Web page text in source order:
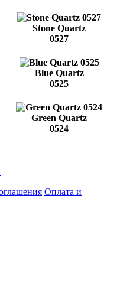
Stone Quartz
0527
Blue Quartz
0525
Green Quartz
0524
Оплата и